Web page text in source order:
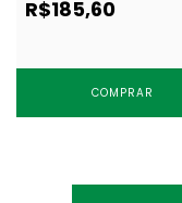
R$185,60
COMPRAR